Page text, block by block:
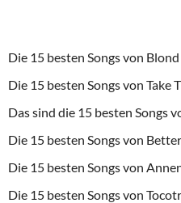
Die 15 besten Songs von Blond
Die 15 besten Songs von Take
Das sind die 15 besten Songs
Die 15 besten Songs von
Die 15 besten Songs von
Die 15 besten Songs von